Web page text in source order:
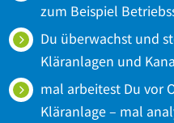
zum Beispiel
Du überwachst und
Kläranlagen und
mal arbeitest Du vor
Kläranlage – mal